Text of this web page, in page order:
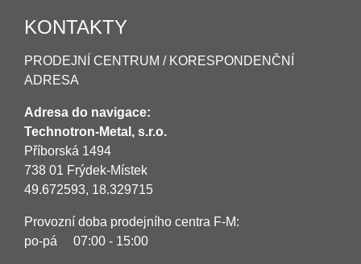
KONTAKTY
PRODEJNÍ CENTRUM / KORESPONDENČNÍ
ADRESA
Adresa do navigace:
Technotron-Metal, s.r.o.
Příborská 1494
738 01 Frýdek-Místek
49.672593, 18.329715
Provozní doba prodejního centra F-M:
po-pá 07:00 - 15:00